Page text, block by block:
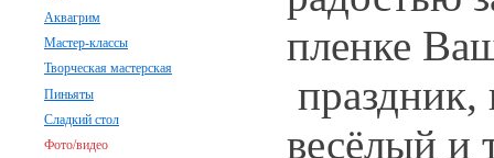
пленке
весёлый и
Аквагрим
Мастер-классы
Творческая мастерская
Пиньяты
Сладкий стол
Фото/видео